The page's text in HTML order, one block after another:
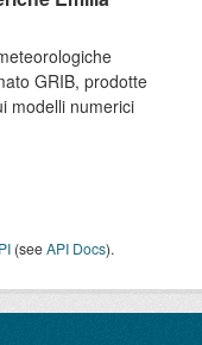
GRIB, prodotte
modelli numerici
(seeAPI Docs).